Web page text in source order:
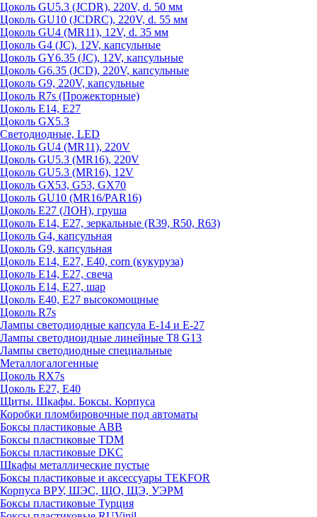
Цоколь GU5.3 (JCDR), 220V, d. 50 мм
Цоколь GU10 (JCDRC), 220V, d. 55 мм
Цоколь GU4 (MR11), 12V, d. 35 мм
Цоколь G4 (JC), 12V, капсульные
Цоколь GY6.35 (JC), 12V, капсульные
Цоколь G6.35 (JCD), 220V, капсульные
Цоколь G9, 220V, капсульные
Цоколь R7s (Прожекторные)
Цоколь E14, E27
Цоколь GX5.3
Светодиодные, LED
Цоколь GU4 (MR11), 220V
Цоколь GU5.3 (MR16), 220V
Цоколь GU5.3 (MR16), 12V
Цоколь GX53, G53, GX70
Цоколь GU10 (MR16/PAR16)
Цоколь Е27 (ЛОН), груша
Цоколь Е14, Е27, зеркальные (R39, R50, R63)
Цоколь G4, капсульная
Цоколь G9, капсульная
Цоколь Е14, Е27, Е40, corn (кукуруза)
Цоколь Е14, Е27, свеча
Цоколь Е14, Е27, шар
Цоколь Е40, Е27 высокомощные
Цоколь R7s
Лампы светодиодные капсула Е-14 и Е-27
Лампы светодиоидные линейные T8 G13
Лампы светодиодные специальные
Металлогалогенные
Цоколь RX7s
Цоколь Е27, E40
Щиты. Шкафы. Боксы. Корпуса
Коробки пломбировочные под автоматы
Боксы пластиковые ABB
Боксы пластиковые TDM
Боксы пластиковые DKC
Шкафы металлические пустые
Боксы пластиковые и аксессуары TEKFOR
Корпуса ВРУ, ШЭС, ЩО, ЩЭ, УЭРМ
Боксы пластиковые Турция